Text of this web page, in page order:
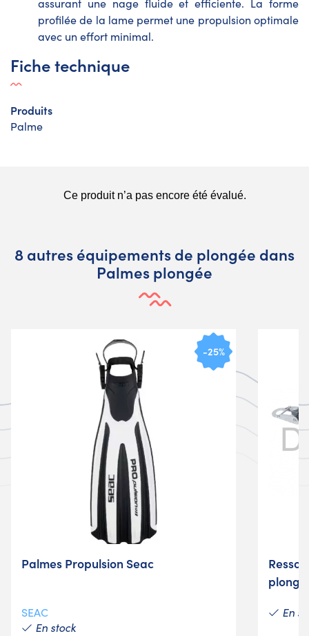
assurant une nage fluide et efficiente. La forme
profilée de la lame permet une propulsion optimale
avec un effort minimal.
Fiche technique
Produits
Palme
8 autres équipements de plongée dans
Palmes plongée
-25%
Palmes Propulsion Seac
SEAC
En stock
En